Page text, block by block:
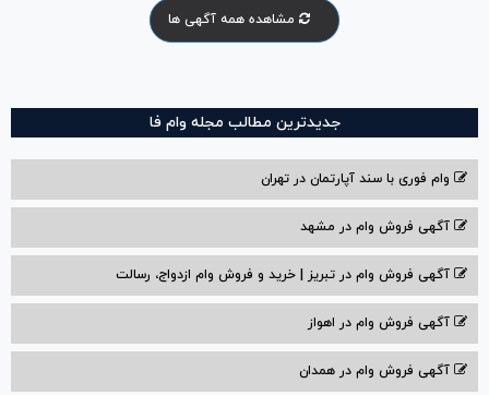
مشاهده همه آگهی ها
جدیدترین مطالب مجله وام فا
وام فوری با سند آپارتمان در تهران
آگهی فروش وام در مشهد
آگهی فروش وام در تبریز | خرید و فروش وام ازدواج، رسالت
آگهی فروش وام در اهواز
آگهی فروش وام در همدان